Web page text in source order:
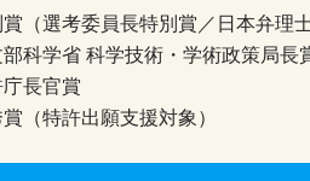
（選考委員長特別賞／日本弁理
部科学省 科学技術・学術政策局長
長官賞
（特許出願支援対象）